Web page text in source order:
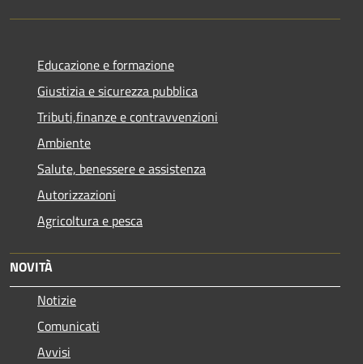
Educazione e formazione
Giustizia e sicurezza pubblica
Tributi,finanze e contravvenzioni
Ambiente
Salute, benessere e assistenza
Autorizzazioni
Agricoltura e pesca
NOVITÀ
Notizie
Comunicati
Avvisi